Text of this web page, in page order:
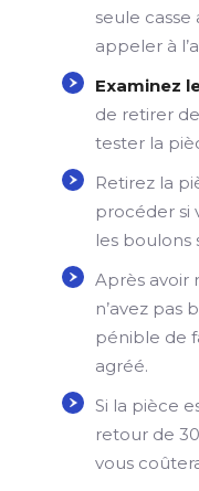
seule
appeler à
Examinez
de retirer
tester la
Retirez la
procéder si
les boulons
Après avoir
n’avez pas
pénible de
agréé.
Si la pièce
retour de
vous